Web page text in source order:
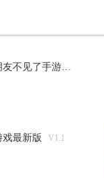
最新版 V1.1